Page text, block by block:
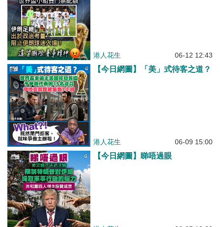
港人花生 06-12 12:43
【今日網圖】「美」式待客之道？
港人花生 06-09 15:00
【今日網圖】睇唔過眼